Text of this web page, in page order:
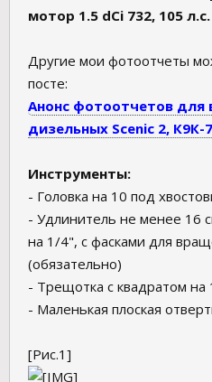
мотор 1.5 dCi 732, 105
Другие мои фотоотчеты
посте:
Анонс фотоотчетов для
дизельных Scenic 2, К9К-
Инструменты:
- Головка на 10 под
- Удлинитель не менее 16
на 1/4", с фасками для
(обязательно)
- Трещотка с квадратом на
- Маленькая плоская
[Рис.1]